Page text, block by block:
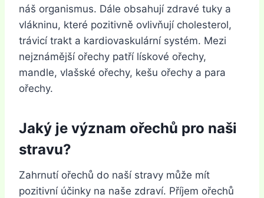
náš organismus. Dále obsahují zdravé tuky a
vlákninu, které pozitivně ovlivňují cholesterol,
trávicí trakt a kardiovaskulární systém. Mezi
nejznámější ořechy patří lískové ořechy,
mandle, vlašské ořechy, kešu ořechy a para
ořechy.
Jaký je význam ořechů pro naši
stravu?
Zahrnutí ořechů do naší stravy může mít
pozitivní účinky na naše zdraví. Příjem ořechů